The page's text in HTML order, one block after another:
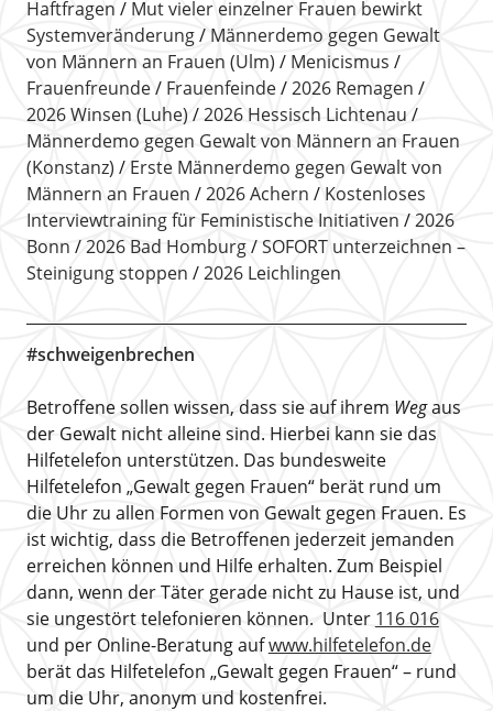
Haftfragen
Mut vieler einzelner Frauen bewirkt
Systemveränderung
Männerdemo gegen Gewalt
von Männern an Frauen (Ulm)
Menicismus
Frauenfreunde
Frauenfeinde
2026 Remagen
2026 Winsen (Luhe)
2026 Hessisch Lichtenau
Männerdemo gegen Gewalt von Männern an Frauen
(Konstanz)
Erste Männerdemo gegen Gewalt von
Männern an Frauen
2026 Achern
Kostenloses
Interviewtraining für Feministische Initiativen
2026
Bonn
2026 Bad Homburg
SOFORT unterzeichnen –
Steinigung stoppen
2026 Leichlingen
#schweigenbrechen
Betroffene sollen wissen, dass sie auf ihrem Wegaus
der Gewalt nicht alleine sind. Hierbei kann sie das
Hilfetelefon unterstützen. Das bundesweite
Hilfetelefon „Gewalt gegen Frauen“ berät rund um
die Uhr zu allen Formen von Gewalt gegen Frauen. Es
ist wichtig, dass die Betroffenen jederzeit jemanden
erreichen können und Hilfe erhalten. Zum Beispiel
dann, wenn der Täter gerade nicht zu Hause ist, und
sie ungestört telefonieren können. Unter 116 016
und per Online-Beratung aufwww.hilfetelefon.de
berät das Hilfetelefon „Gewalt gegen Frauen“ – rund
um die Uhr, anonym und kostenfrei.